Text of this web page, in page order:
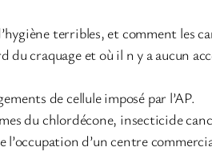
terribles, et comment les
craquage et où il n y a aucun
de cellule imposé par l’AP.
du chlordécone, insecticide
d’un centre